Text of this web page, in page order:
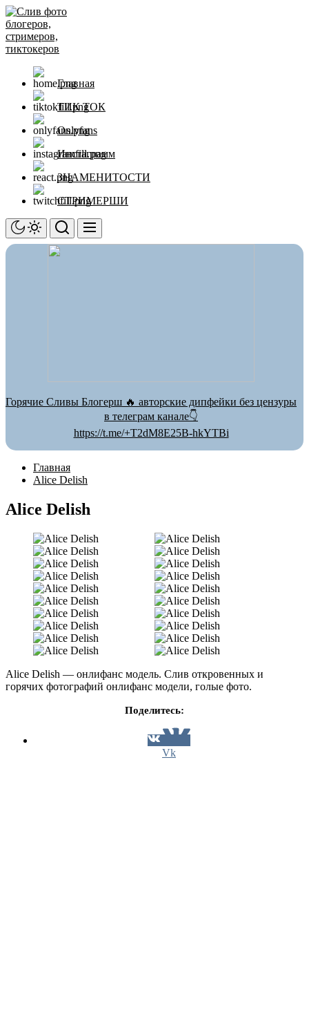
Перейти
к
содержимому
Главная
ТИК ТОК
Onlyfans
Инстаграмм
ЗНАМЕНИТОСТИ
СТРИМЕРШИ
Горячие Сливы Блогерш 🔥 авторские дипфейки без цензуры
в телеграм канале👇
https://t.me/+T2dM8E25B-hkYTBi
Главная
Alice Delish
Alice Delish
Alice Delish — онлифанс модель. Слив откровенных и
горячих фотографий онлифанс модели, голые фото.
Поделитесь:
Vk